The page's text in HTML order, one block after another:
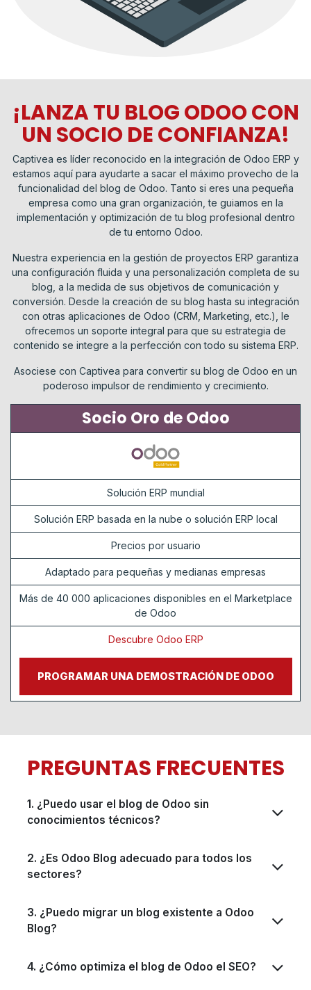
¡LANZA TU BLOG ODOO CON
UN SOCIO DE CONFIANZA!
Captivea es líder reconocido en la integración de Odoo ERP y
estamos aquí para ayudarte a sacar el máximo provecho de la
funcionalidad del blog de Odoo. Tanto si eres una pequeña
empresa como una gran organización, te guiamos en la
implementación y optimización de tu blog profesional dentro
de tu entorno Odoo.
Nuestra experiencia en la gestión de proyectos ERP garantiza
una configuración fluida y una personalización completa de su
blog, a la medida de sus objetivos de comunicación y
conversión. Desde la creación de su blog hasta su integración
con otras aplicaciones de Odoo (CRM, Marketing, etc.), le
ofrecemos un soporte integral para que su estrategia de
contenido se integre a la perfección con todo su sistema ERP.
Asociese con Captivea para convertir su blog de Odoo en un
poderoso impulsor de rendimiento y crecimiento.
Socio Oro de Odoo
Solución ERP mundial
Solución ERP basada en la nube o solución ERP local
Precios por usuario
Adaptado para pequeñas y medianas empresas
Más de 40 000 aplicaciones disponibles en el Marketplace
de Odoo
Descubre Odoo ERP
PROGRAMAR UNA DEMOSTRACIÓN DE ODOO
PREGUNTAS FRECUENTES
1. ¿Puedo usar el blog de Odoo sin
conocimientos técnicos?
2. ¿Es Odoo Blog adecuado para todos los
sectores?
3. ¿Puedo migrar un blog existente a Odoo
Blog?
4. ¿Cómo optimiza el blog de Odoo el SEO?